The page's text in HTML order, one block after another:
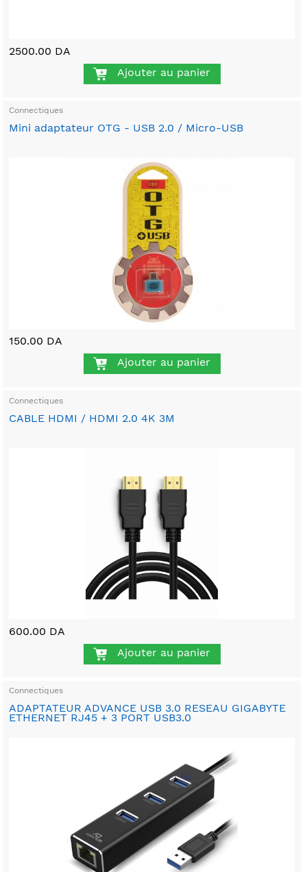
2500.00 DA
Ajouter au panier
Connectiques
Mini adaptateur OTG - USB 2.0 / Micro-USB
150.00 DA
Ajouter au panier
Connectiques
CABLE HDMI / HDMI 2.0 4K 3M
600.00 DA
Ajouter au panier
Connectiques
ADAPTATEUR ADVANCE USB 3.0 RESEAU GIGABYTE
ETHERNET RJ45 + 3 PORT USB3.0